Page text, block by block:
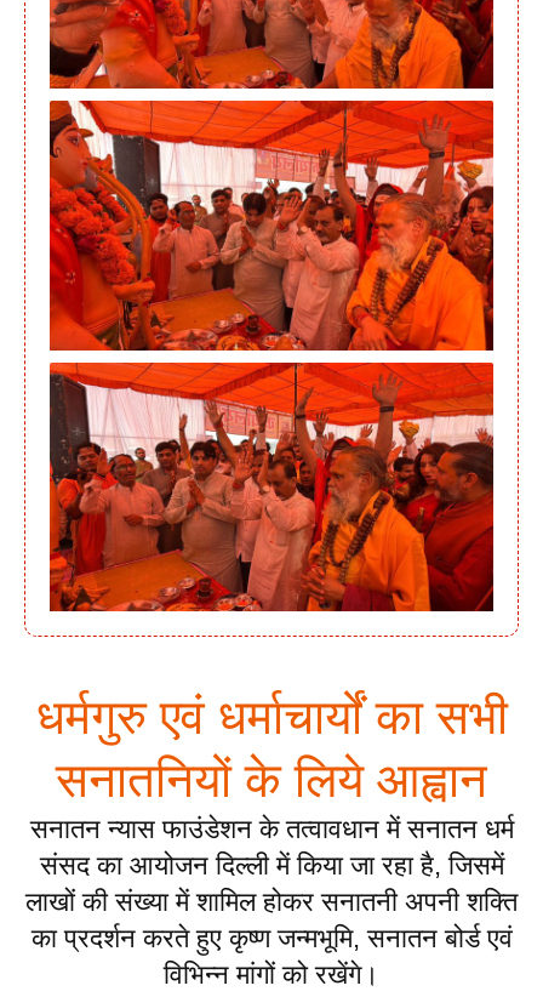
धर्मगुरु एवं धर्माचार्यों का सभी
सनातनियों के लिये आह्वान
सनातन न्यास फाउंडेशन के तत्वावधान में सनातन धर्म
संसद का आयोजन दिल्ली में किया जा रहा है, जिसमें
लाखों की संख्या में शामिल होकर सनातनी अपनी शक्ति
का प्रदर्शन करते हुए कृष्ण जन्मभूमि, सनातन बोर्ड एवं
विभिन्न मांगों को रखेंगे।